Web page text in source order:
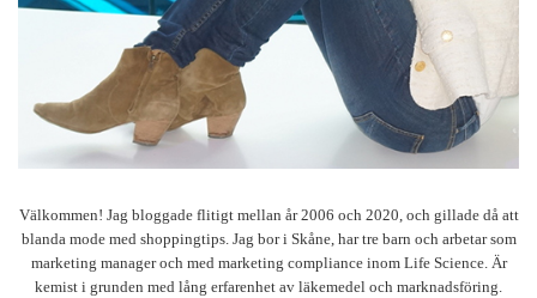
Välkommen! Jag bloggade flitigt mellan år 2006 och 2020, och gillade då att
blanda mode med shoppingtips. Jag bor i Skåne, har tre barn och arbetar som
marketing manager och med marketing compliance inom Life Science. Är
kemist i grunden med lång erfarenhet av läkemedel och marknadsföring.